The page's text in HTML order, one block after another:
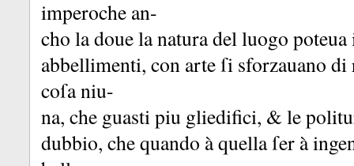
imperoche an-
cho la doue la natura del luogo
abbellimenti, con arte ſi sforzauano
coſa niu-
na, che guasti piu gliedifici, & le
dubbio, che quando à quella ſer à